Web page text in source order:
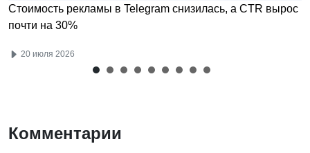
Стоимость рекламы в Telegram снизилась, а CTR вырос
почти на 30%
20 июля 2026
Комментарии